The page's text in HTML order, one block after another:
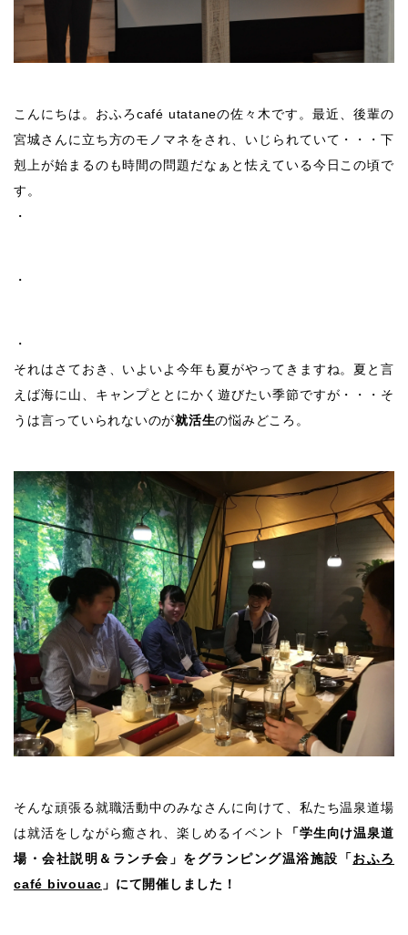
こんにちは。おふろcafé utataneの佐々木です。最近、後輩の
宮城さんに立ち方のモノマネをされ、いじられていて・・・下
剋上が始まるのも時間の問題だなぁと怯えている今日この頃で
す。
・
・
・
それはさておき、いよいよ今年も夏がやってきますね。夏と言
えば海に山、キャンプととにかく遊びたい季節ですが・・・そ
うは言っていられないのが就活生の悩みどころ。
そんな頑張る就職活動中のみなさんに向けて、私たち温泉道場
は就活をしながら癒され、楽しめるイベント
「学生向け温泉道
場・会社説明＆ランチ会」をグランピング温浴施設「おふろ
café bivouac 」にて開催しました！